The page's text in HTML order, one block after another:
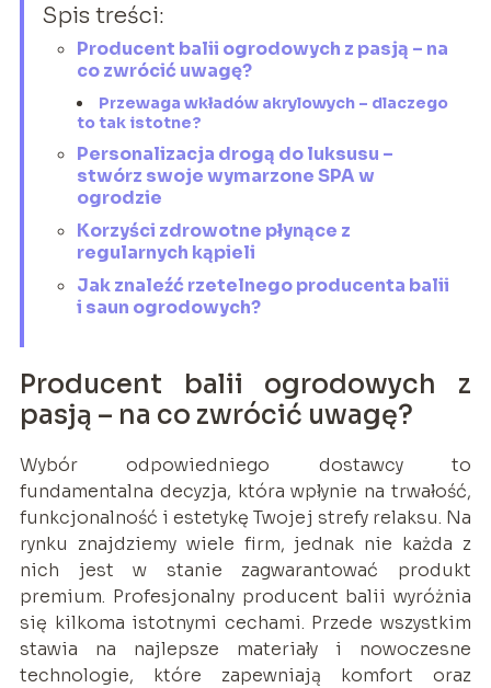
Spis treści:
Producent balii ogrodowych z pasją – na
co zwrócić uwagę?
Przewaga wkładów akrylowych – dlaczego
to tak istotne?
Personalizacja drogą do luksusu –
stwórz swoje wymarzone SPA w
ogrodzie
Korzyści zdrowotne płynące z
regularnych kąpieli
Jak znaleźć rzetelnego producenta balii
i saun ogrodowych?
Producent balii ogrodowych z
pasją – na co zwrócić uwagę?
Wybór odpowiedniego dostawcy to
fundamentalna decyzja, która wpłynie na trwałość,
funkcjonalność i estetykę Twojej strefy relaksu. Na
rynku znajdziemy wiele firm, jednak nie każda z
nich jest w stanie zagwarantować produkt
premium. Profesjonalny producent balii wyróżnia
się kilkoma istotnymi cechami. Przede wszystkim
stawia na najlepsze materiały i nowoczesne
technologie, które zapewniają komfort oraz